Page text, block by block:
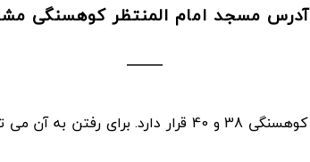
آدرس مسجد امام المنتظر کوهسنگی
مسجد امام المنتظر، در انتهای خیابان کوهسنگی و